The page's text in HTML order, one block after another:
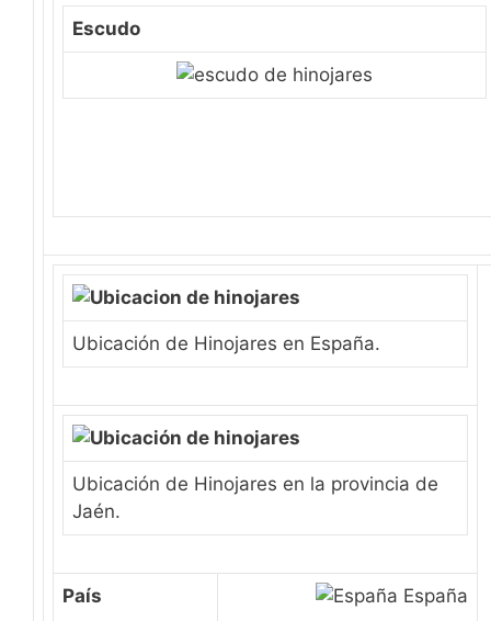
Escudo
Ubicación de Hinojares en España.
Ubicación de Hinojares en la provincia de
Jaén.
País España